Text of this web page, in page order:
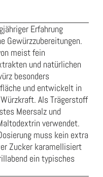
Erfahrung
Gewürzzubereitungen.
meist fein
und natürlichen
besonders
und entwickelt in
Als Trägerstoff
Meersalz und
verwendet.
muss kein extra
Zucker karamellisiert
ein typisches